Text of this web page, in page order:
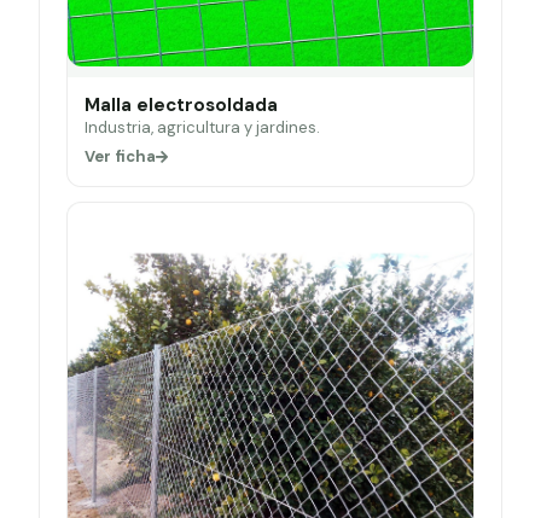
Malla electrosoldada
Industria, agricultura y jardines.
Ver ficha